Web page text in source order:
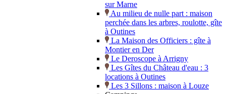
sur Marne
Au milieu de nulle part : maison
perchée dans les arbres, roulotte, gîte
à Outines
La Maison des Officiers : gîte à
Montier en Der
Le Deroscope à Arrigny
Les Gîtes du Château d'eau : 3
locations à Outines
Les 3 Sillons : maison à Louze